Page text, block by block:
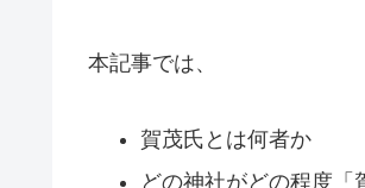
本記事では、
賀茂氏とは何者か
どの神社がどの程度「